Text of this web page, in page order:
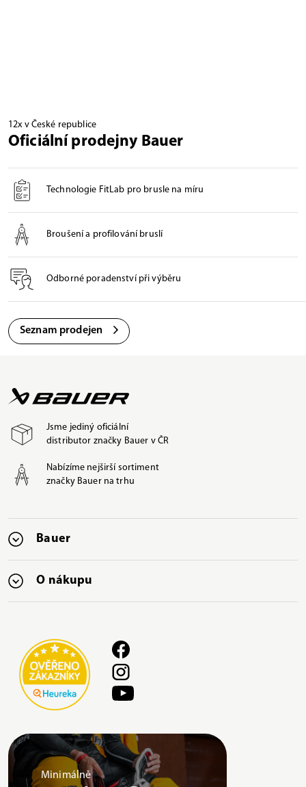
12x v České republice
Oficiální prodejny Bauer
Technologie FitLab pro brusle na míru
Broušení a profilování bruslí
Odborné poradenství při výběru
Seznam prodejen
Jsme jediný oficiální
distributor značky Bauer v ČR
Nabízíme nejširší sortiment
značky Bauer na trhu
Bauer
O nákupu
Minimálně